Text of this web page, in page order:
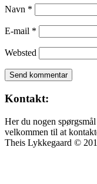
Navn *
E-mail *
Websted
Kontakt:
Her du nogen
velkommen til at
Theis Lykkegaard ©